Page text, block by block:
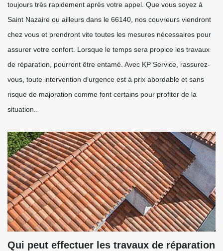
toujours très rapidement après votre appel. Que vous soyez à
Saint Nazaire ou ailleurs dans le 66140, nos couvreurs viendront
chez vous et prendront vite toutes les mesures nécessaires pour
assurer votre confort. Lorsque le temps sera propice les travaux
de réparation, pourront être entamé. Avec KP Service, rassurez-
vous, toute intervention d’urgence est à prix abordable et sans
risque de majoration comme font certains pour profiter de la
situation..
Qui peut effectuer les travaux de réparation